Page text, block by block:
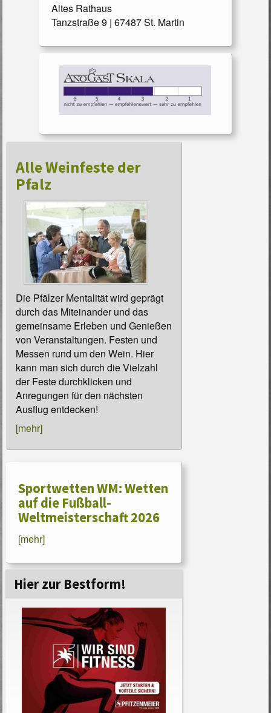
Altes Rathaus
Tanzstraße 9 | 67487 St. Martin
Alle Weinfeste der
Pfalz
Die Pfälzer Mentalität wird geprägt
durch das Miteinander und das
gemeinsame Erleben und Genießen
von Veranstaltungen. Festen und
Messen rund um den Wein. Hier
kann man sich durch die Vielzahl
der Feste durchklicken und
Anregungen für den nächsten
Ausflug entdecken!
[mehr]
Sportwetten WM: Wetten
auf die Fußball-
Weltmeisterschaft 2026
[mehr]
Hier zur Bestform!